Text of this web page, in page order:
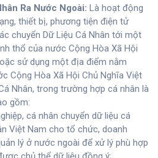
Ra Nước Ngoài: Là hoạt động
thiết bị, phương tiện điện tử
chuyển Dữ Liệu Cá Nhân tới một
thổ của nước Cộng Hòa Xã Hội
sử dụng một địa điểm nằm
Cộng Hòa Xã Hội Chủ Nghĩa Việt
Nhân, trong trường hợp cá nhân là
gồm:
cá nhân chuyển dữ liệu cá
Việt Nam cho tổ chức, doanh
lý ở nước ngoài để xử lý phù hợp